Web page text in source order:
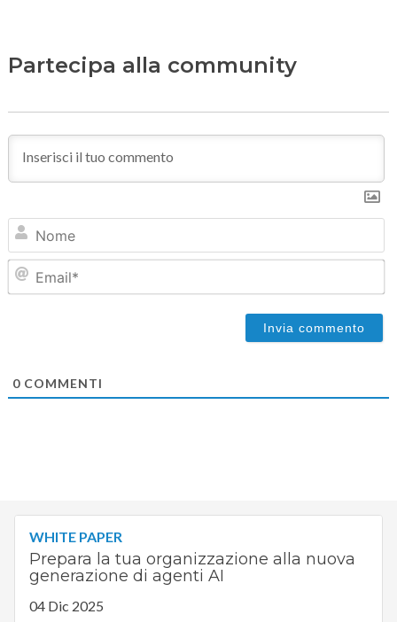
Partecipa alla community
0COMMENTI
WHITE PAPER
Prepara la tua organizzazione alla nuova
generazione di agenti AI
04 Dic 2025